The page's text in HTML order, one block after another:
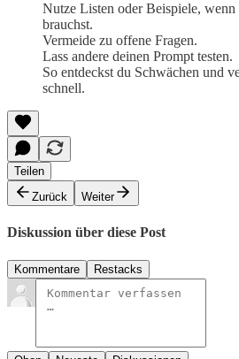
Nutze Listen oder Beispiele, wenn
brauchst.
Vermeide zu offene Fragen.
Lass andere deinen Prompt testen.
So entdeckst du Schwächen und
schnell.
Teilen
Zurück
Weiter
Diskussion über diese Post
Kommentare Restacks